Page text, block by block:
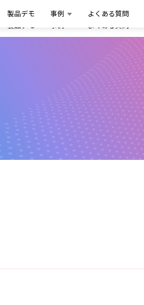
製品デモ 事例 よくある質問
製品デモ 事例 よくある質問